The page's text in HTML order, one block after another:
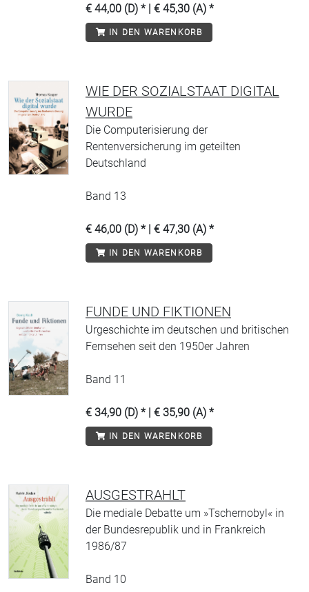
€ 44,00 (D) * | € 45,30 (A) *
IN DEN WARENKORB
WIE DER SOZIALSTAAT DIGITAL
WURDE
Die Computerisierung der
Rentenversicherung im geteilten
Deutschland
Band 13
€ 46,00 (D) * | € 47,30 (A) *
IN DEN WARENKORB
FUNDE UND FIKTIONEN
Urgeschichte im deutschen und britischen
Fernsehen seit den 1950er Jahren
Band 11
€ 34,90 (D) * | € 35,90 (A) *
IN DEN WARENKORB
AUSGESTRAHLT
Die mediale Debatte um »Tschernobyl« in
der Bundesrepublik und in Frankreich
1986/87
Band 10